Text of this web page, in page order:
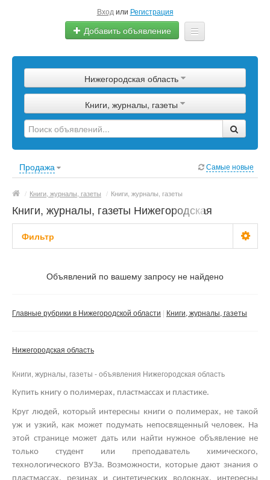
Вход или Регистрация
Добавить объявление
Сырье
Изделия
Оборудование
Нижегородская область
Книги, журналы, газеты
Продажа Самые новые
/ Книги, журналы, газеты / Книги, журналы, газеты
Книги, журналы, газеты Нижегородская
область
Фильтр
Не важно
Частные
Применить Сбросить фильтр
Объявлений по вашему запросу не найдено
Главные рубрики в Нижегородской области Книги, журналы, газеты
Нижегородская область
Книги, журналы, газеты - объявления Нижегородская область
Купить книгу о полимерах, пластмассах и пластике.
Круг людей, который интересны книги о полимерах, не такой
уж и узкий, как может подумать непосвященный человек. На
этой странице может дать или найти нужное объявление не
только студент или преподаватель химического,
технологического ВУЗа. Возможности, которые дают знания о